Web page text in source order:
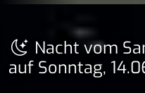
Nacht vom
auf Sonntag,